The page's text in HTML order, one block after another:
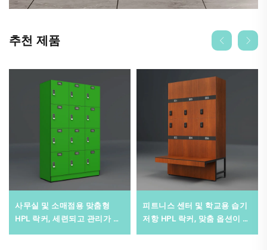
추천 제품
사무실 및 소매점용 맞춤형
HPL 락커, 세련되고 관리가 쉬
피트니스 센터 및 학교용 습기
저항 HPL 락커, 맞춤 옵션이 포